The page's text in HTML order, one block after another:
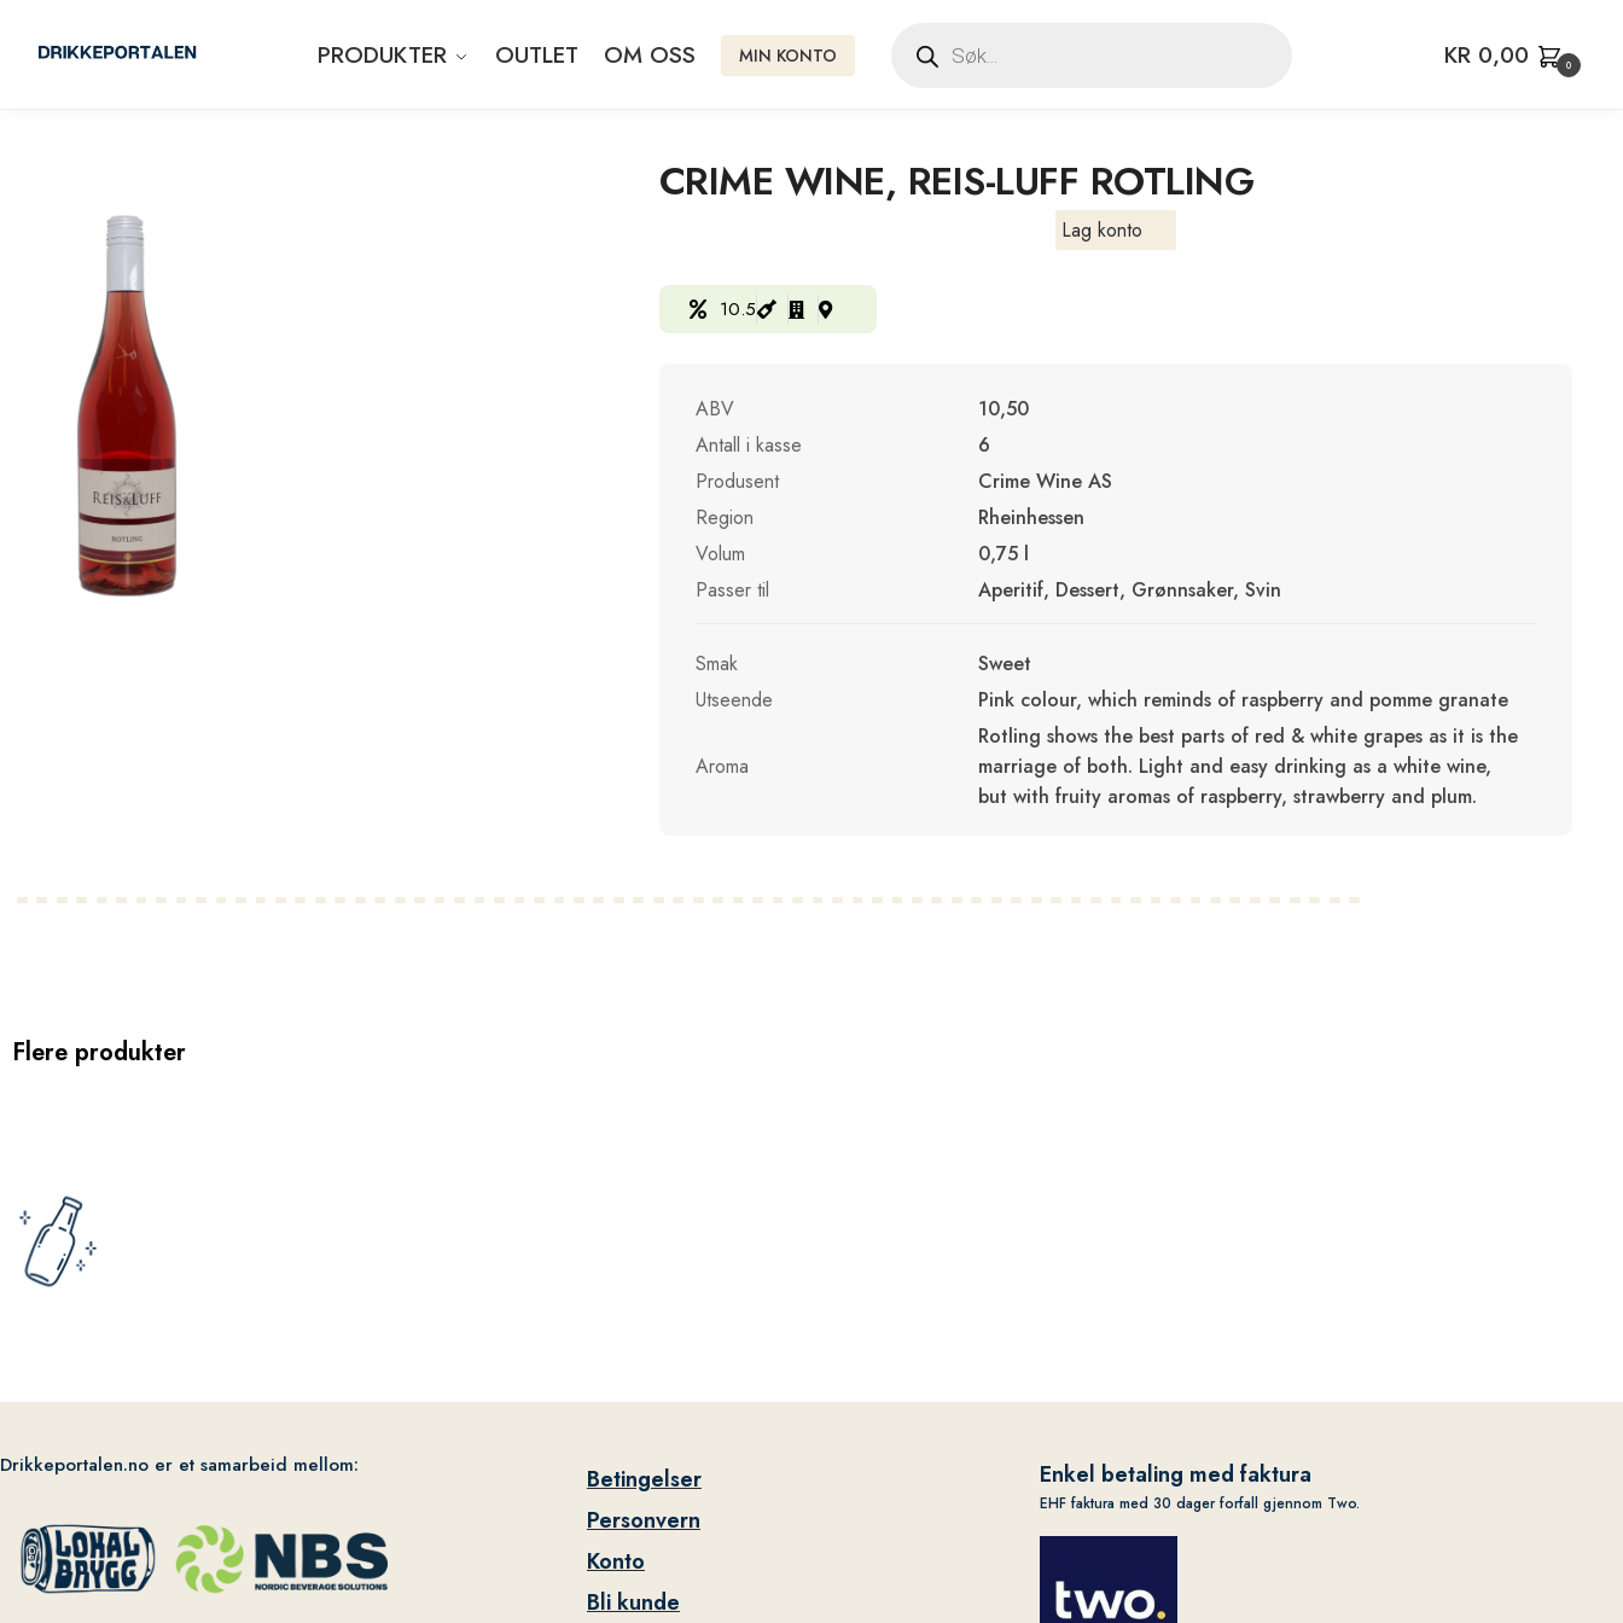
PRODUKTER OUTLET OM OSS MIN KONTO KR 0,00 0
CRIME WINE, REIS-LUFF ROTLING
Lag konto
10.5
ABV
10,50
Antall i kasse
6
Produsent
Crime Wine AS
Region
Rheinhessen
Volum
0,75 l
Passer til
Aperitif, Dessert, Grønnsaker, Svin
Smak
Sweet
Utseende
Pink colour, which reminds of raspberry and pomme granate
Aroma
Rotling shows the best parts of red & white grapes as it is the
marriage of both. Light and easy drinking as a white wine,
but with fruity aromas of raspberry, strawberry and plum.
Flere produkter
Drikkeportalen.no er et samarbeid mellom:
Betingelser
Personvern
Konto
Bli kunde
Enkel betaling med faktura
EHF faktura med 30 dager forfall gjennom Two.